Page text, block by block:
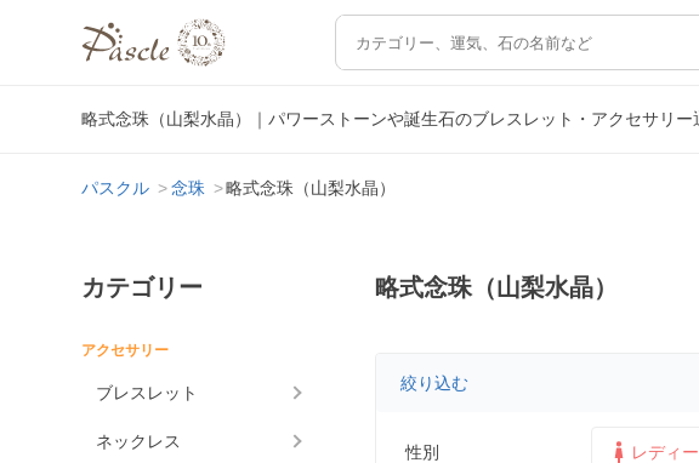
略式念珠（山梨水晶）｜パワーストーンや誕生石のブレスレット・アクセサリー
パスクル 念珠 略式念珠（山梨水晶）
カテゴリー
アクセサリー
ブレスレット
ネックレス
略式念珠（山梨水晶）
絞り込む
性別 レディ